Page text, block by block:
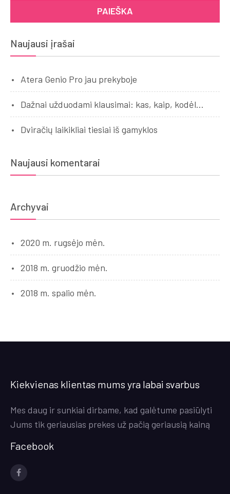
Naujausi įrašai
Atera Genio Pro jau prekyboje
Dažnai užduodami klausimai: kas, kaip, kodėl…
Dviračių laikikliai tiesiai iš gamyklos
Naujausi komentarai
Archyvai
2020 m. rugsėjo mėn.
2018 m. gruodžio mėn.
2018 m. spalio mėn.
Kiekvienas klientas mums yra labai svarbus
Mes daug ir sunkiai dirbame, kad galėtume pasiūlyti
Jums tik geriausias prekes už pačią geriausią kainą
Facebook